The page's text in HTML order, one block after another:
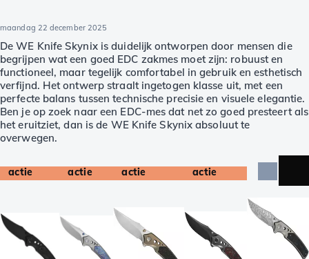
maandag 22 december 2025
De WE Knife Skynix is duidelijk ontworpen door mensen die
begrijpen wat een goed EDC zakmes moet zijn: robuust en
functioneel, maar tegelijk comfortabel in gebruik en esthetisch
verfijnd. Het ontwerp straalt ingetogen klasse uit, met een
perfecte balans tussen technische precisie en visuele elegantie.
Ben je op zoek naar een EDC-mes dat net zo goed presteert als
het eruitziet, dan is de WE Knife Skynix absoluut te
overwegen.
actie actie actie actie